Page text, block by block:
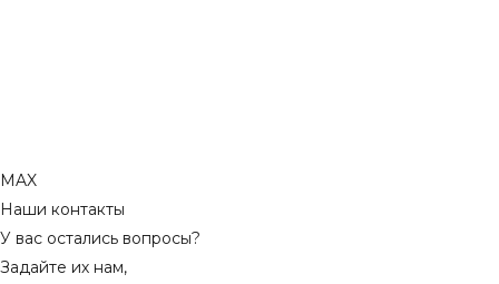
MAX
Наши контакты
У вас остались вопросы?
Задайте их нам,